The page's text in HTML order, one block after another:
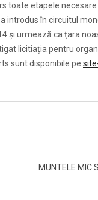
toate etapele
introdus în circuitul
și urmează ca țara
licitiația pentru
sunt disponibile pe
MUNTELE MIC